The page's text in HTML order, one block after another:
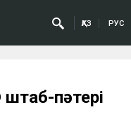
ҚАЗ РУС
штаб-пәтері